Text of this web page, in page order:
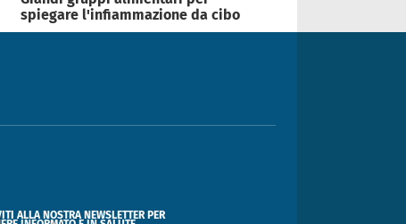
spiegare l'infiammazione da cibo
ALLA NOSTRA NEWSLETTER PER